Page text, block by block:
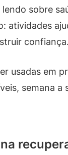
sobre
atividades
confiança.
usadas em
semana